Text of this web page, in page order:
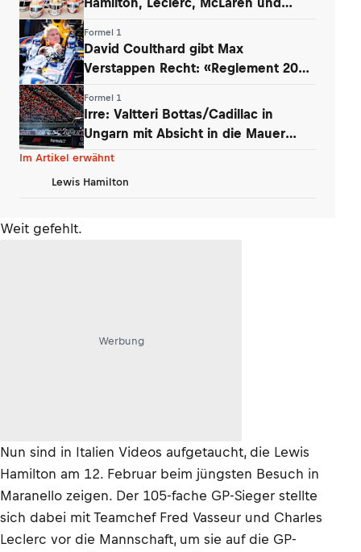
Formel 1
David Coulthard gibt Max
Verstappen Recht: «Reglement 2026
Formel 1
Irre: Valtteri Bottas/Cadillac in
Ungarn mit Absicht in die Mauer
gefahren
Im Artikel erwähnt
Lewis Hamilton
Weit gefehlt.
Werbung
Nun sind in Italien Videos aufgetaucht, die Lewis
Hamilton am 12. Februar beim jüngsten Besuch in
Maranello zeigen. Der 105-fache GP-Sieger stellte
sich dabei mit Teamchef Fred Vasseur und Charles
Leclerc vor die Mannschaft, um sie auf die GP-